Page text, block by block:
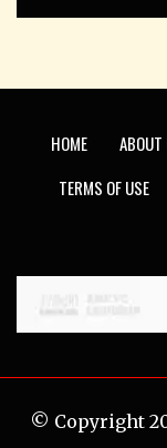
HOME ABOUT
TERMS OF USE
© Copyright